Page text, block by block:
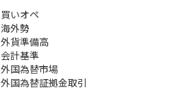
買いオペ
海外勢
外貨準備高
会計基準
外国為替市場
外国為替証拠金取引